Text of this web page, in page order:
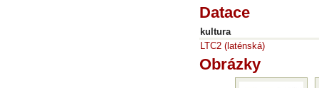
Datace
kultura
LTC2 (laténská)
Obrázky